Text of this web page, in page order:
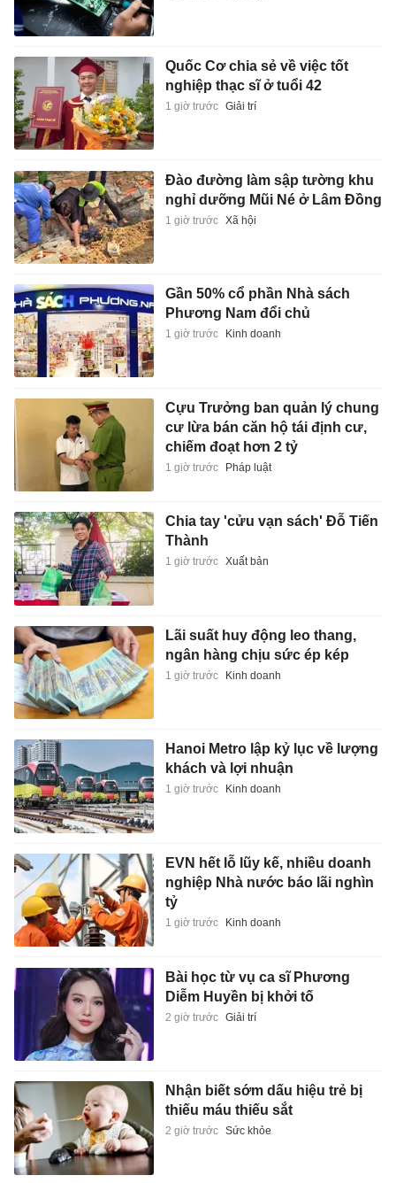
Quốc Cơ chia sẻ về việc tốt
nghiệp thạc sĩ ở tuổi 42
1 giờ trước Giải trí
Đào đường làm sập tường khu
nghỉ dưỡng Mũi Né ở Lâm Đồng
1 giờ trước Xã hội
Gần 50% cổ phần Nhà sách
Phương Nam đổi chủ
1 giờ trước Kinh doanh
Cựu Trưởng ban quản lý chung
cư lừa bán căn hộ tái định cư,
chiếm đoạt hơn 2 tỷ
1 giờ trước Pháp luật
Chia tay 'cửu vạn sách' Đỗ Tiến
Thành
1 giờ trước Xuất bản
Lãi suất huy động leo thang,
ngân hàng chịu sức ép kép
1 giờ trước Kinh doanh
Hanoi Metro lập kỷ lục về lượng
khách và lợi nhuận
1 giờ trước Kinh doanh
EVN hết lỗ lũy kế, nhiều doanh
nghiệp Nhà nước báo lãi nghìn
tỷ
1 giờ trước Kinh doanh
Bài học từ vụ ca sĩ Phương
Diễm Huyền bị khởi tố
2 giờ trước Giải trí
Nhận biết sớm dấu hiệu trẻ bị
thiếu máu thiếu sắt
2 giờ trước Sức khỏe